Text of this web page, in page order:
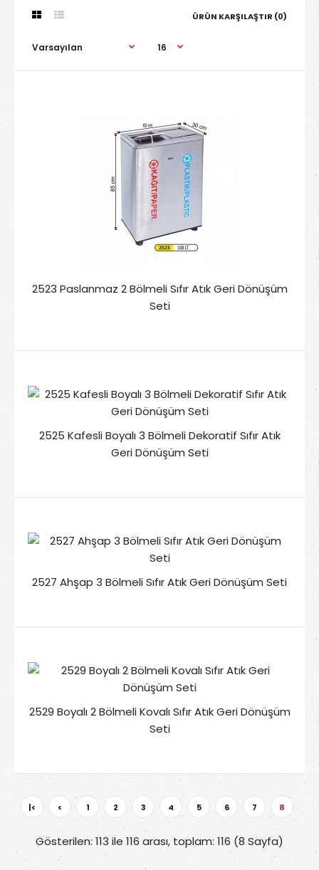
ÜRÜN KARŞILAŞTIR (0)
2523 Paslanmaz 2 Bölmeli Sıfır Atık Geri Dönüşüm
Seti
2525 Kafesli Boyalı 3 Bölmeli Dekoratif Sıfır Atık
Geri Dönüşüm Seti
2527 Ahşap 3 Bölmeli Sıfır Atık Geri Dönüşüm Seti
2529 Boyalı 2 Bölmeli Kovalı Sıfır Atık Geri Dönüşüm
Seti
|< < 1 2 3 4 5 6 7 8
Gösterilen: 113 ile 116 arası, toplam: 116 (8 Sayfa)